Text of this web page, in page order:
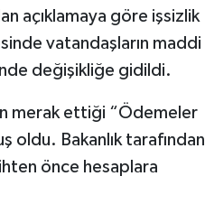
açıklamaya göre işsizlik
vatandaşların maddi
değişikliğe gidildi.
merak ettiği “Ödemeler
oldu. Bakanlık tarafından
önce hesaplara